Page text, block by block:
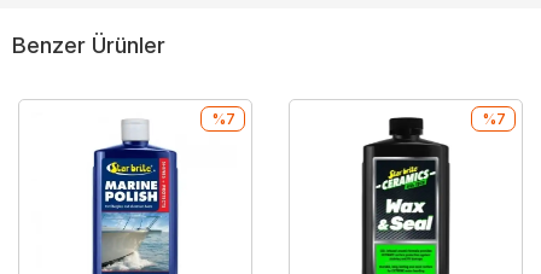
Benzer Ürünler
%7 %7